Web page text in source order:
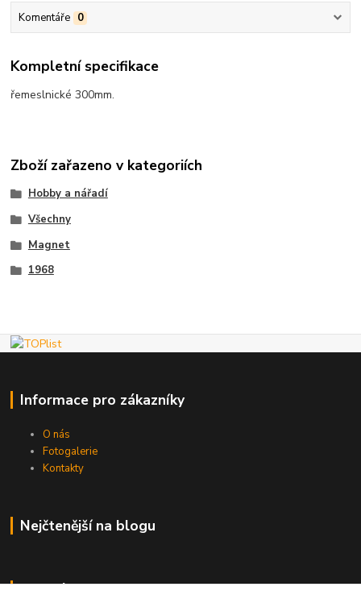
Komentáře 0
Kompletní specifikace
řemeslnické 300mm.
Zboží zařazeno v kategoriích
Hobby a nářadí
Všechny
Magnet
1968
Informace pro zákazníky
O nás
Fotogalerie
Kontakty
Nejčtenější na blogu
Kde nás najdete